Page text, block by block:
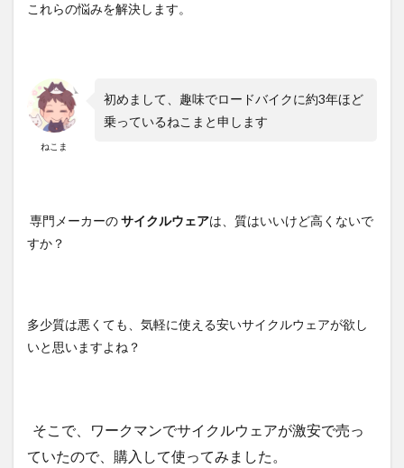
これらの悩みを解決します。
ねこま
初めまして、趣味でロードバイクに約3年ほど
乗っているねこまと申します
専門メーカーのサイクルウェアは、質はいいけど高くないで
すか？
多少質は悪くても、気軽に使える安いサイクルウェアが欲し
いと思いますよね？
そこで、ワークマンでサイクルウェアが激安で売っ
ていたので、購入して使ってみました。